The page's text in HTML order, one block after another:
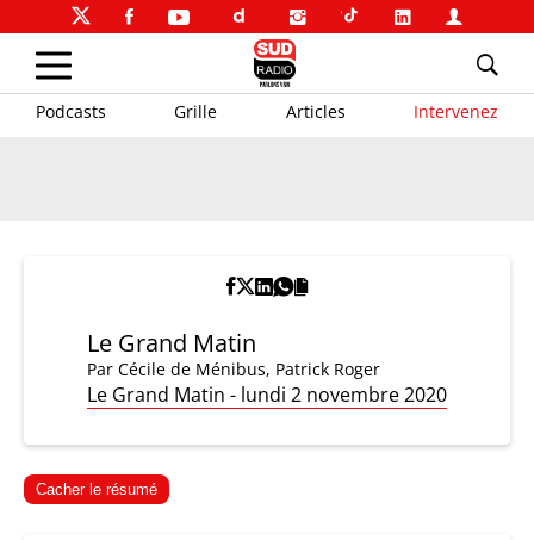
Podcasts Grille Articles Intervenez
Le Grand Matin
Par Cécile de Ménibus, Patrick Roger
Le Grand Matin - lundi 2 novembre 2020
Cacher le résumé